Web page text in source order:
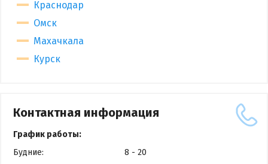
Краснодар
Омск
Махачкала
Курск
Контактная информация
График работы:
Будние:
8 - 20